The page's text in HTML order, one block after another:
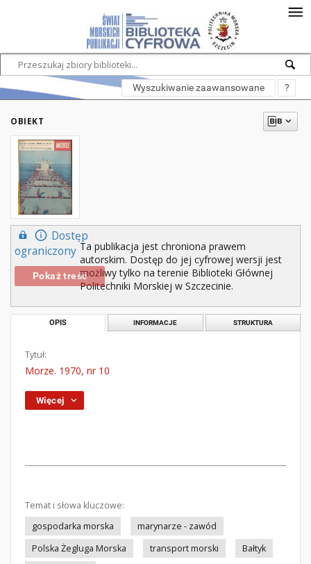
Wyszukiwanie zaawansowane ?
OBIEKT
Dostęp
ograniczony
Pokaż treść
Ta publikacja jest chroniona prawem
autorskim. Dostęp do jej cyfrowej wersji jest
możliwy tylko na terenie Biblioteki Głównej
Politechniki Morskiej w Szczecinie.
OPIS INFORMACJE STRUKTURA
Tytuł:
Morze. 1970, nr 10
Więcej
Temat i słowa kluczowe:
gospodarka morska
marynarze - zawód
Polska Żegluga Morska
transport morski
Bałtyk